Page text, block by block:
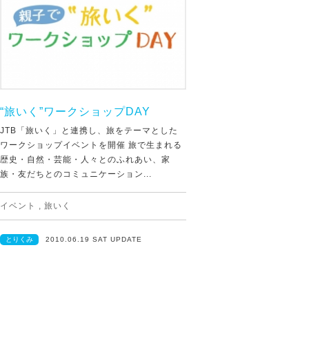
“旅いく”ワークショップDAY
JTB「旅いく」と連携し、旅をテーマとした
ワークショップイベントを開催 旅で生まれる
歴史・自然・芸能・人々とのふれあい、家
族・友だちとのコミュニケーション...
イベント , 旅いく
とりくみ 2010.06.19 SAT UPDATE